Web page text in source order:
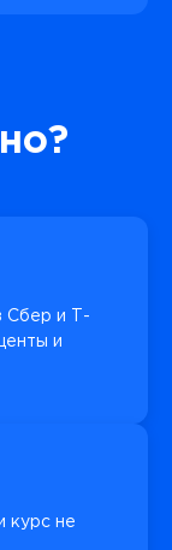
Сбер и Т-
и
курс не